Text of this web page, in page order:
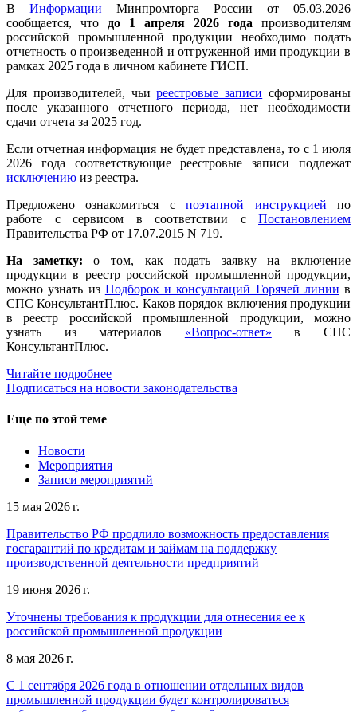
В Информации Минпромторга России от 05.03.2026
сообщается, что до 1 апреля 2026 года производителям
российской промышленной продукции необходимо подать
отчетность о произведенной и отгруженной ими продукции в
рамках 2025 года в личном кабинете ГИСП.
Для производителей, чьиреестровые записи сформированы
после указанного отчетного периода, нет необходимости
сдачи отчета за 2025 год.
Если отчетная информация не будет представлена, то с 1 июля
2026 года соответствующие реестровые записи подлежат
исключению из реестра.
Предложено ознакомиться споэтапной инструкцией по
работе с сервисом в соответствии с Постановлением
Правительства РФ от 17.07.2015 N 719.
На заметку: о том, как подать заявку на включение
продукции в реестр российской промышленной продукции,
можно узнать из Подборок и консультаций Горячей линии в
СПС КонсультантПлюс. Каков порядок включения продукции
в реестр российской промышленной продукции, можно
узнать из материалов «Вопрос-ответ» в СПС
КонсультантПлюс.
Читайте подробнее
Подписаться на новости законодательства
Еще по этой теме
Новости
Мероприятия
Записи мероприятий
15 мая 2026 г.
Правительство РФ продлило возможность предоставления
госгарантий по кредитам и займам на поддержку
производственной деятельности предприятий
19 июня 2026 г.
Уточнены требования к продукции для отнесения ее к
российской промышленной продукции
8 мая 2026 г.
С 1 сентября 2026 года в отношении отдельных видов
промышленной продукции будет контролироваться